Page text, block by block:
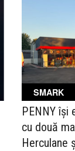
SMARK
PENNY își
cu două
Herculane